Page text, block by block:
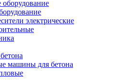
электрические
машины для бетона